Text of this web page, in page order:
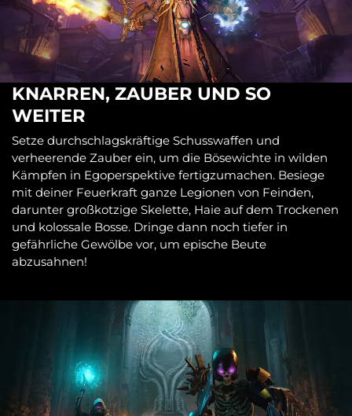
KNARREN, ZAUBER UND SO
WEITER
Setze durchschlagskräftige Schusswaffen und
verheerende Zauber ein, um die Bösewichte in wilden
Kämpfen in Egoperspektive fertigzumachen. Besiege
mit deiner Feuerkraft ganze Legionen von Feinden,
darunter großkotzige Skelette, Haie auf dem Trockenen
und kolossale Bosse. Dringe dann noch tiefer in
gefährliche Gewölbe vor, um epische Beute
abzusahnen!